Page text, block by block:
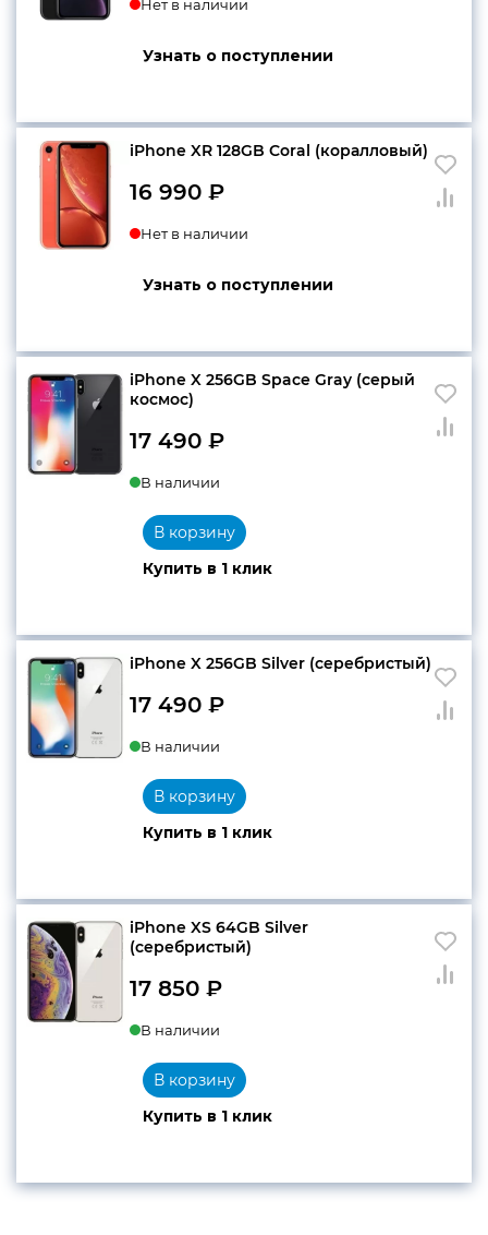
Нет в наличии
Узнать о поступлении
iPhone XR 128GB Coral (коралловый)
16 990 ₽
Нет в наличии
Узнать о поступлении
iPhone X 256GB Space Gray (серый
космос)
17 490 ₽
В наличии
Купить в 1 клик
В корзину
iPhone X 256GB Silver (серебристый)
17 490 ₽
В наличии
Купить в 1 клик
В корзину
iPhone XS 64GB Silver
(серебристый)
17 850 ₽
В наличии
Купить в 1 клик
В корзину